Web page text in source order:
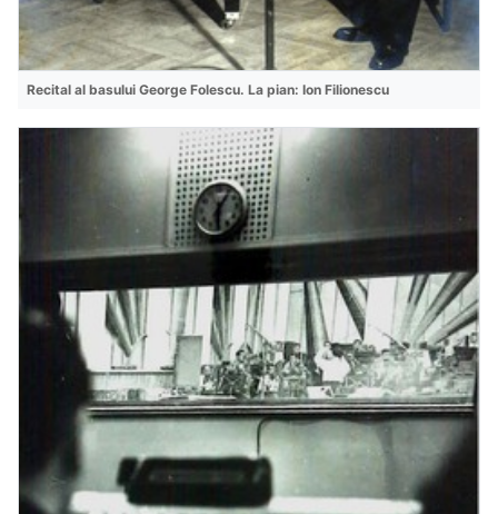
Recital al basului George Folescu. La pian: Ion Filionescu